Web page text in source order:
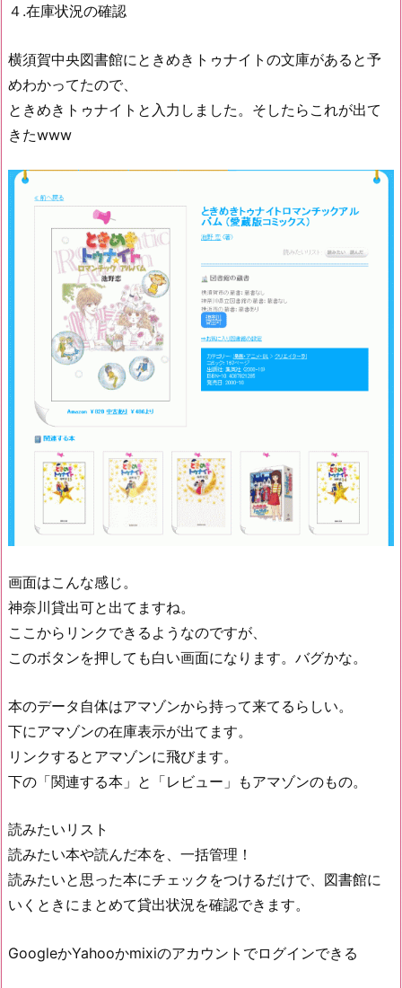
４.在庫状況の確認
横須賀中央図書館にときめきトゥナイトの文庫があると予
めわかってたので、
ときめきトゥナイトと入力しました。そしたらこれが出て
きたwww
画面はこんな感じ。
神奈川貸出可と出てますね。
ここからリンクできるようなのですが、
このボタンを押しても白い画面になります。バグかな。
本のデータ自体はアマゾンから持って来てるらしい。
下にアマゾンの在庫表示が出てます。
リンクするとアマゾンに飛びます。
下の「関連する本」と「レビュー」もアマゾンのもの。
読みたいリスト
読みたい本や読んだ本を、一括管理！
読みたいと思った本にチェックをつけるだけで、図書館に
いくときにまとめて貸出状況を確認できます。
GoogleかYahooかmixiのアカウントでログインできる